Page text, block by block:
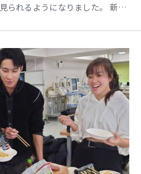
られるようになりました。 新し